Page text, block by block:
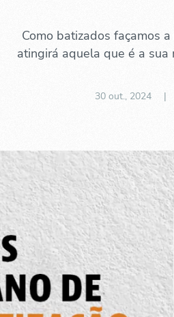
Como batizados façamos
atingirá aquela que é a
30 out., 2024 |